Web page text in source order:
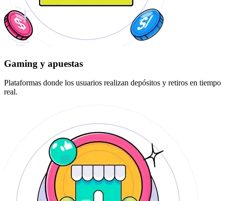
Gaming y apuestas
Plataformas donde los usuarios realizan depósitos y retiros en tiempo
real.